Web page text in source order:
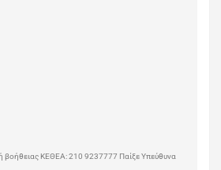
βοήθειας ΚΕΘΕΑ: 210 9237777 Παίξε Υπεύθυνα